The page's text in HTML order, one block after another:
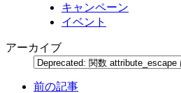
キャンペーン
イベント
アーカイブ
前の記事